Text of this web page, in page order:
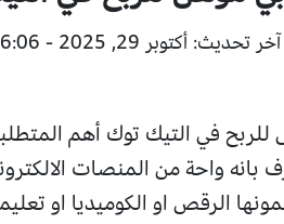
آخر تحديث: أكتوبر 29, 2025 - 6:06 ص
في التيك توك أهم
بانه واحة من المنصات
الرقص او الكوميديا او